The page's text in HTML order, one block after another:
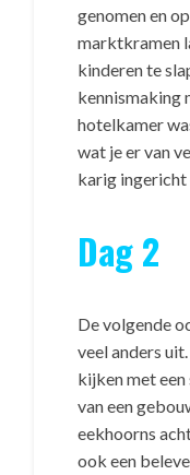
genomen en
marktkramen
kinderen te
kennismaking
hotelkamer
wat je er van
karig
Dag 2
De volgende
veel anders
kijken met
van een
eekhoorns
ook een